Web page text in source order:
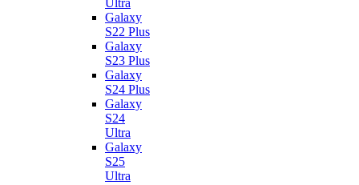
Ultra
Galaxy
S22 Plus
Galaxy
S23 Plus
Galaxy
S24 Plus
Galaxy
S24
Ultra
Galaxy
S25
Ultra